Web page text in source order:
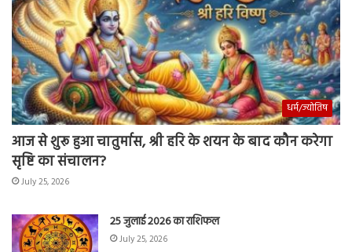
धर्म/ज्योतिष
आज से शुरू हुआ चातुर्मास, श्री हरि के शयन के बाद कौन करेगा
सृष्टि का संचालन?
July 25, 2026
25 जुलाई 2026 का राशिफल
July 25, 2026